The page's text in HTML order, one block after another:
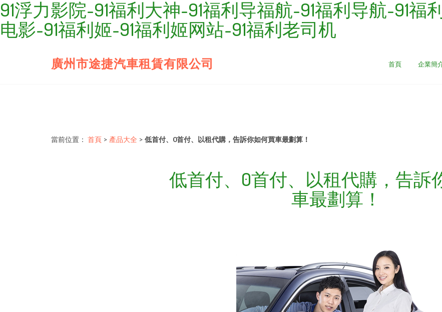
91浮力影院-91福利大神-91福利导福航-91福利导航-91福
电影-91福利姬-91福利姬网站-91福利老司机
廣州市途捷汽車租賃有限公司 首頁 企業簡
當前位置： 首頁 > 產品大全 > 低首付、0首付、以租代購，告訴你如何買車最劃算！
低首付、0首付、以租代購，告訴
車最劃算！